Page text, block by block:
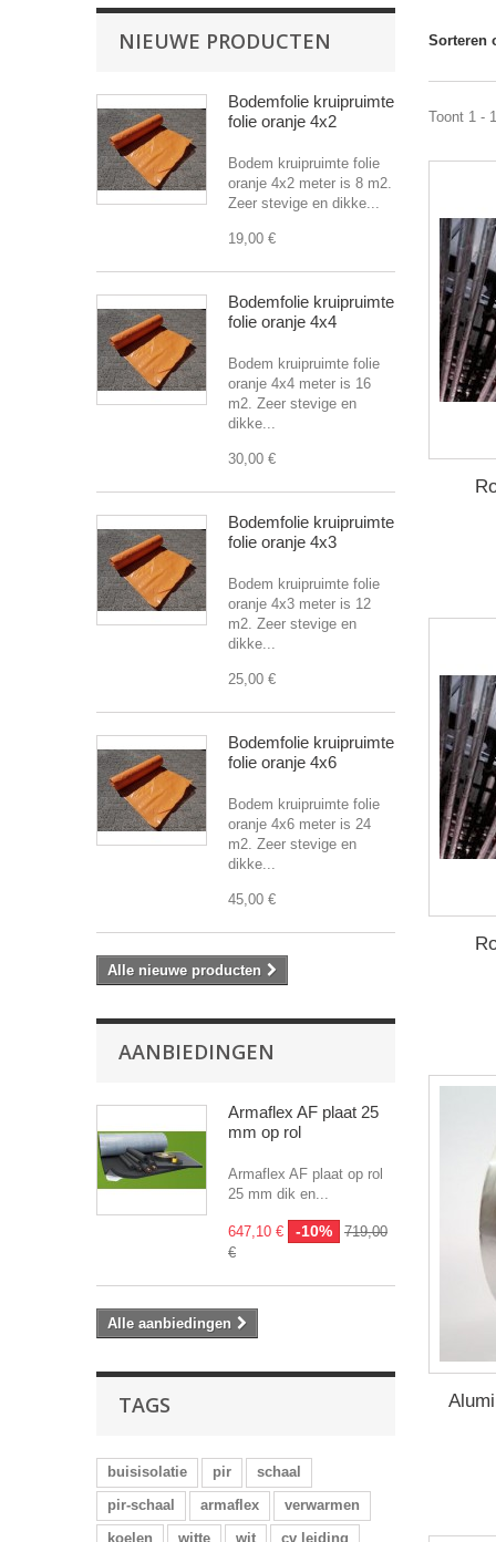
NIEUWE PRODUCTEN
Bodemfolie kruipruimte
folie oranje 4x2
Bodem kruipruimte folie
oranje 4x2 meter is 8 m2.
Zeer stevige en dikke...
19,00 €
Bodemfolie kruipruimte
folie oranje 4x4
Bodem kruipruimte folie
oranje 4x4 meter is 16
m2. Zeer stevige en
dikke...
30,00 €
Bodemfolie kruipruimte
folie oranje 4x3
Bodem kruipruimte folie
oranje 4x3 meter is 12
m2. Zeer stevige en
dikke...
25,00 €
Bodemfolie kruipruimte
folie oranje 4x6
Bodem kruipruimte folie
oranje 4x6 meter is 24
m2. Zeer stevige en
dikke...
45,00 €
Alle nieuwe producten
AANBIEDINGEN
Armaflex AF plaat 25
mm op rol
Armaflex AF plaat op rol
25 mm dik en...
647,10 € -10%
719,00
€
Alle aanbiedingen
TAGS
buisisolatie pir
schaal
pir-schaal
armaflex
verwarmen
koelen
witte wit cv leiding
Sorteren
Toont 1 -